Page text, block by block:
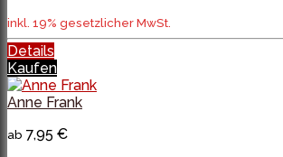
inkl. 19% gesetzlicher MwSt.
Details
Kaufen
Anne Frank
ab 7,95 €